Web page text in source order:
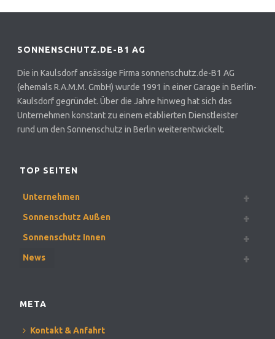
SONNENSCHUTZ.DE-B1 AG
Die in Kaulsdorf ansässige Firma sonnenschutz.de-B1 AG
(ehemals R.A.M.M. GmbH) wurde 1991 in einer Garage in Berlin-
Kaulsdorf gegründet. Über die Jahre hinweg hat sich das
Unternehmen konstant zu einem etablierten Dienstleister
rund um den Sonnenschutz in Berlin weiterentwickelt.
TOP SEITEN
Unternehmen
Sonnenschutz Außen
Sonnenschutz Innen
News
META
Kontakt & Anfahrt